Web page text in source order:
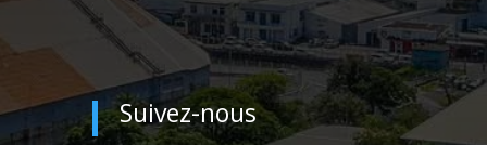
Suivez-nous